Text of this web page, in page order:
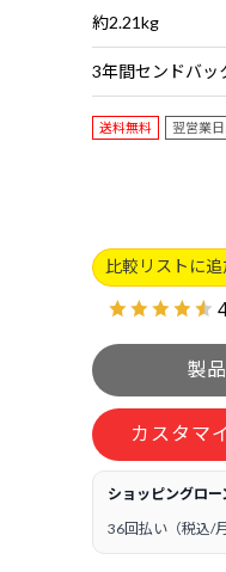
約2.21kg
送料無料 翌営業
比較リストに追
カスタマ
ショッピングロ
36回払い（税込/月